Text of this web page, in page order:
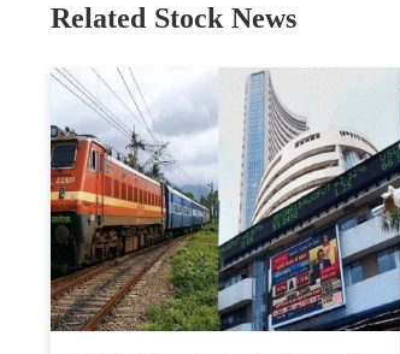
Related Stock News